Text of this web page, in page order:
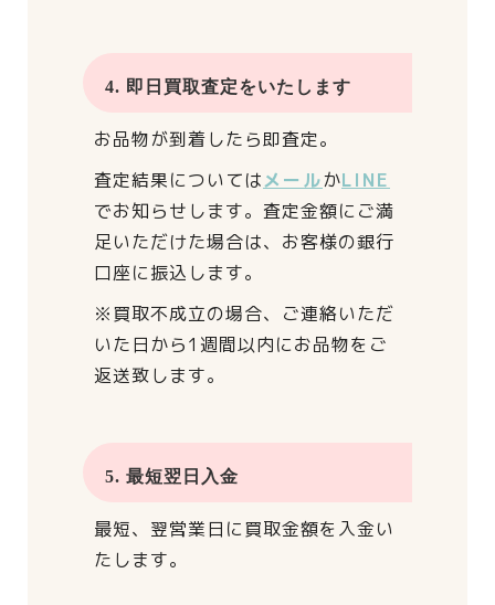
4. 即日買取査定をいたします
お品物が到着したら即査定。
査定結果についてはメールかLINE
でお知らせします。 査定金額にご満
足いただけた場合は、 お客様の銀行
口座に振込します。
※買取不成立の場合、 ご連絡いただ
いた日から1週間以内にお品物をご
返送致します。
5. 最短翌日入金
最短、翌営業日に買取金額を入金い
たします。